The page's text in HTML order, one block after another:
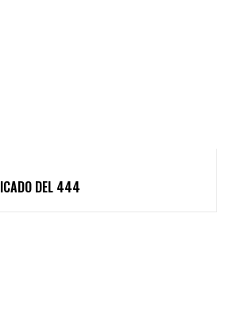
DEL 444